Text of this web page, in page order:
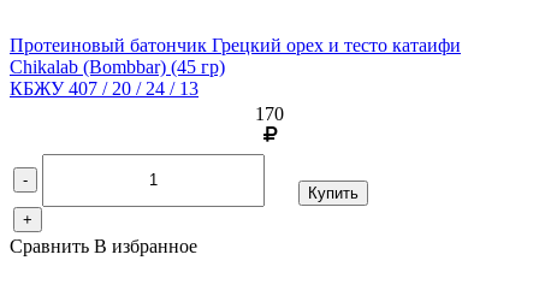
Протеиновый батончик Грецкий орех и тесто катаифи
Chikalab (Bombbar) (45 гр)
КБЖУ 407 / 20 / 24 / 13
170
-
+
Купить
Сравнить В избранное